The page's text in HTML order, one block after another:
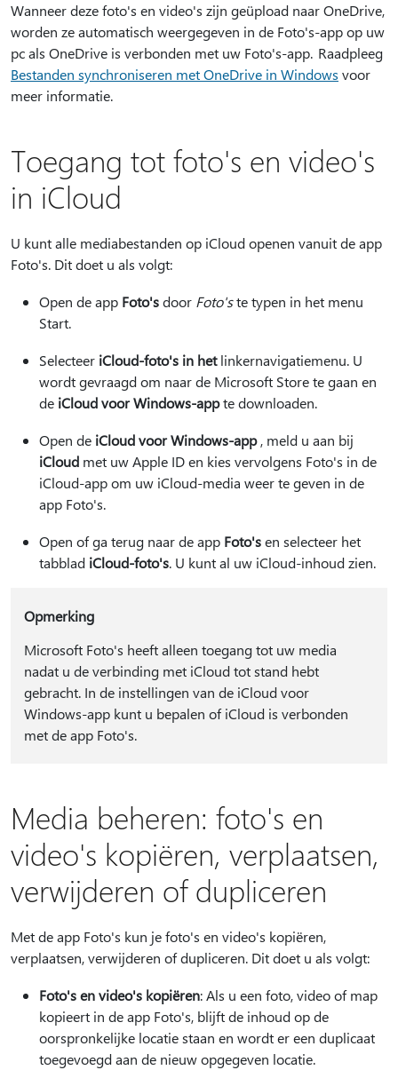
Wanneer deze foto's en video's zijn geüpload naar OneDrive,
worden ze automatisch weergegeven in de Foto's-app op uw
pc als OneDrive is verbonden met uw Foto's-app. Raadpleeg
Bestanden synchroniseren met OneDrive in Windows voor
meer informatie.
Toegang tot foto's en video's
in iCloud
U kunt alle mediabestanden op iCloud openen vanuit de app
Foto's. Dit doet u als volgt:
Open de app Foto'sdoor Foto'ste typen in het menu
Start.
Selecteer iCloud-foto's in hetlinkernavigatiemenu. U
wordt gevraagd om naar de Microsoft Store te gaan en
de iCloud voor Windows-appte downloaden.
Open de iCloud voor Windows-app, meld u aan bij
iCloud met uw Apple ID en kies vervolgens Foto's in de
iCloud-app om uw iCloud-media weer te geven in de
app Foto's.
Open of ga terug naar de app Foto'sen selecteer het
tabblad iCloud-foto's. U kunt al uw iCloud-inhoud zien.
Opmerking
Microsoft Foto's heeft alleen toegang tot uw media
nadat u de verbinding met iCloud tot stand hebt
gebracht. In de instellingen van de iCloud voor
Windows-app kunt u bepalen of iCloud is verbonden
met de app Foto's.
Media beheren: foto's en
video's kopiëren, verplaatsen,
verwijderen of dupliceren
Met de app Foto's kun je foto's en video's kopiëren,
verplaatsen, verwijderen of dupliceren. Dit doet u als volgt:
Foto's en video's kopiëren: Als u een foto, video of map
kopieert in de app Foto's, blijft de inhoud op de
oorspronkelijke locatie staan en wordt er een duplicaat
toegevoegd aan de nieuw opgegeven locatie.